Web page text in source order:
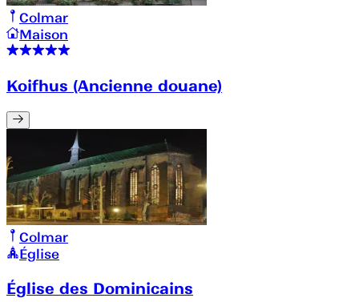
Colmar
Maison
Koifhus (Ancienne douane)
Colmar
Église
Église des Dominicains